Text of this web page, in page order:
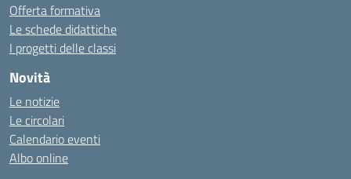
Offerta formativa
Le schede didattiche
I progetti delle classi
Novità
Le notizie
Le circolari
Calendario eventi
Albo online